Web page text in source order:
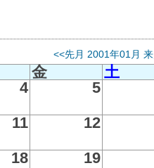
<<先月 2001年01月
金
土
4 5
11 12
18 19